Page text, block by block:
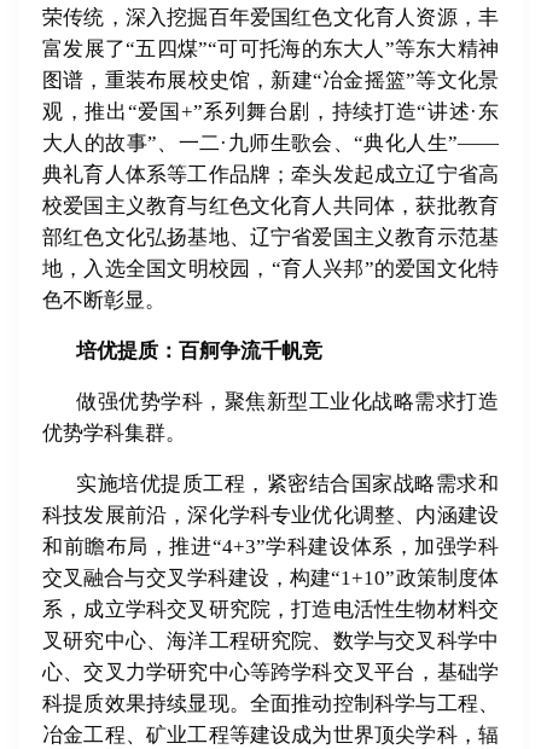
荣传统，深入挖掘百年爱国红色文化育人资源，丰
富发展了“五四煤”“可可托海的东大人”等东大精神
图谱，重装布展校史馆，新建“冶金摇篮”等文化景
观，推出“爱国 +”系列舞台剧，持续打造“讲述· 东
大人的故事”、一二· 九师生歌会、“典化人生”——
典礼育人体系等工作品牌；牵头发起成立辽宁省高
校爱国主义教育与红色文化育人共同体，获批教育
部红色文化弘扬基地、辽宁省爱国主义教育示范基
地，入选全国文明校园， “育人兴邦”的爱国文化特
色不断彰显。
培优提质：百舸争流千帆竞
做强优势学科，聚焦新型工业化战略需求打造
优势学科集群。
实施培优提质工程，紧密结合国家战略需求和
科技发展前沿，深化学科专业优化调整、内涵建设
和前瞻布局，推进“4+3”学科建设体系，加强学科
交叉融合与交叉学科建设，构建“1+10”政策制度体
系，成立学科交叉研究院，打造电活性生物材料交
叉研究中心、海洋工程研究院、数学与交叉科学中
心、交叉力学研究中心等跨学科交叉平台，基础学
科提质效果持续显现。全面推动控制科学与工程、
冶金工程、矿业工程等建设成为世界顶尖学科，辐